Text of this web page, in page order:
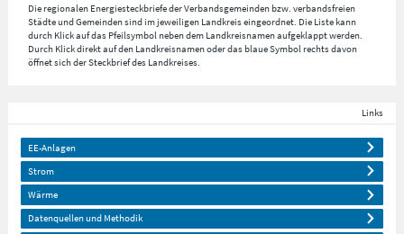
Die regionalen Energiesteckbriefe der Verbandsgemeinden bzw. verbandsfreien
Städte und Gemeinden sind im jeweiligen Landkreis eingeordnet. Die Liste kann
durch Klick auf das Pfeilsymbol neben dem Landkreisnamen aufgeklappt werden.
Durch Klick direkt auf den Landkreisnamen oder das blaue Symbol rechts davon
öffnet sich der Steckbrief des Landkreises.
Links
EE-Anlagen
Strom
Wärme
Datenquellen und Methodik